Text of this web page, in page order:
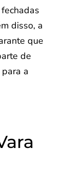
disso, a
que
de
a